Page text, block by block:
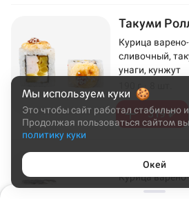
Такуми
Курица
сливочный,
унаги, кунжут
190 г ·
319 ₽
Кранчикен
Курица
фирменный,
Мы используем куки
Это чтобы сайт работал стабильно
Продолжая пользоваться сайтом
политику куки
Окей